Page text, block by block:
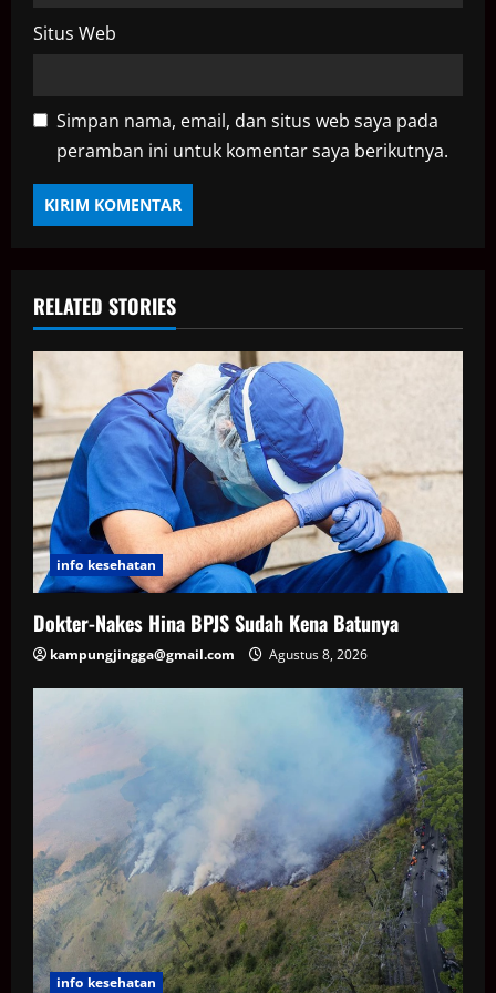
Situs Web
Simpan nama, email, dan situs web saya pada
peramban ini untuk komentar saya berikutnya.
RELATED STORIES
info kesehatan
Dokter-Nakes Hina BPJS Sudah Kena Batunya
kampungjingga@gmail.com Agustus 8, 2026
info kesehatan